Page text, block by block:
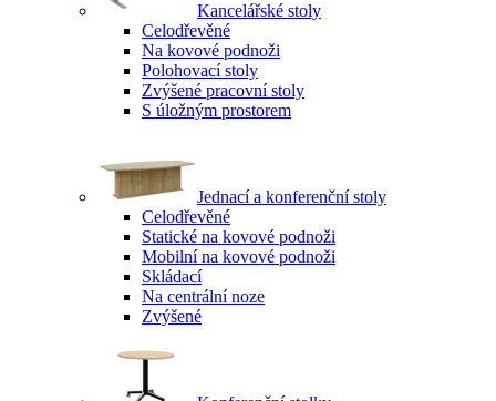
Kancelářské stoly
Celodřevěné
Na kovové podnoži
Polohovací stoly
Zvýšené pracovní stoly
S úložným prostorem
Jednací a konferenční stoly
Celodřevěné
Statické na kovové podnoži
Mobilní na kovové podnoži
Skládací
Na centrální noze
Zvýšené